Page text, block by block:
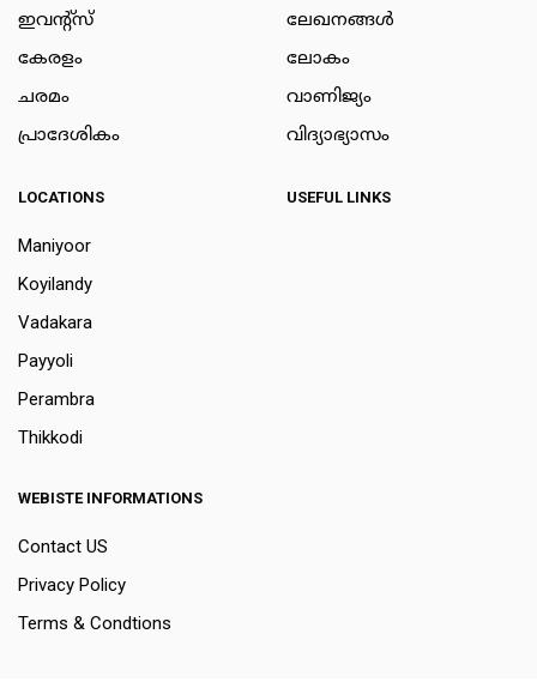
ഇവന്റ്സ്
കേരളം
ചരമം
പ്രാദേശികം
ലേഖനങ്ങള്‍
ലോകം
വാണിജ്യം
വിദ്യാഭ്യാസം
LOCATIONS
Maniyoor
Koyilandy
Vadakara
Payyoli
Perambra
Thikkodi
USEFUL LINKS
WEBISTE INFORMATIONS
Contact US
Privacy Policy
Terms & Condtions